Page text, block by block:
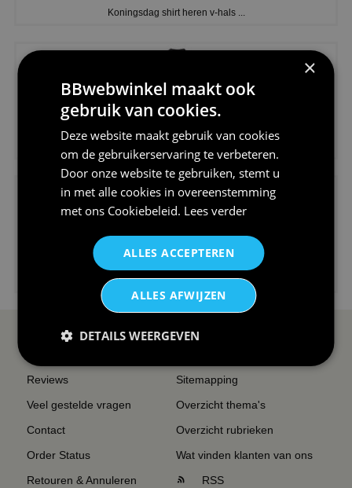
Koningsdag shirt heren v-hals ...
€24,95
V-hals shirt rood wit blauw st...
I love korfbal t-shirt sport s...
SERVICE EN INFO
Reviews
Veel gestelde vragen
Contact
Order Status
Retouren & Annuleren
OVERZICHT
Sitemapping
Overzicht thema's
Overzicht rubrieken
Wat vinden klanten van ons
RSS
×
BBwebwinkel maakt ook
gebruik van cookies.
Deze website maakt gebruik van cookies
om de gebruikerservaring te verbeteren.
Door onze website te gebruiken, stemt u
in met alle cookies in overeenstemming
met ons Cookiebeleid. Lees verder
ALLES ACCEPTEREN
ALLES AFWIJZEN
DETAILS WEERGEVEN